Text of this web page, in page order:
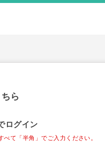
ら
ログイン
て「半角」でご入力ください。